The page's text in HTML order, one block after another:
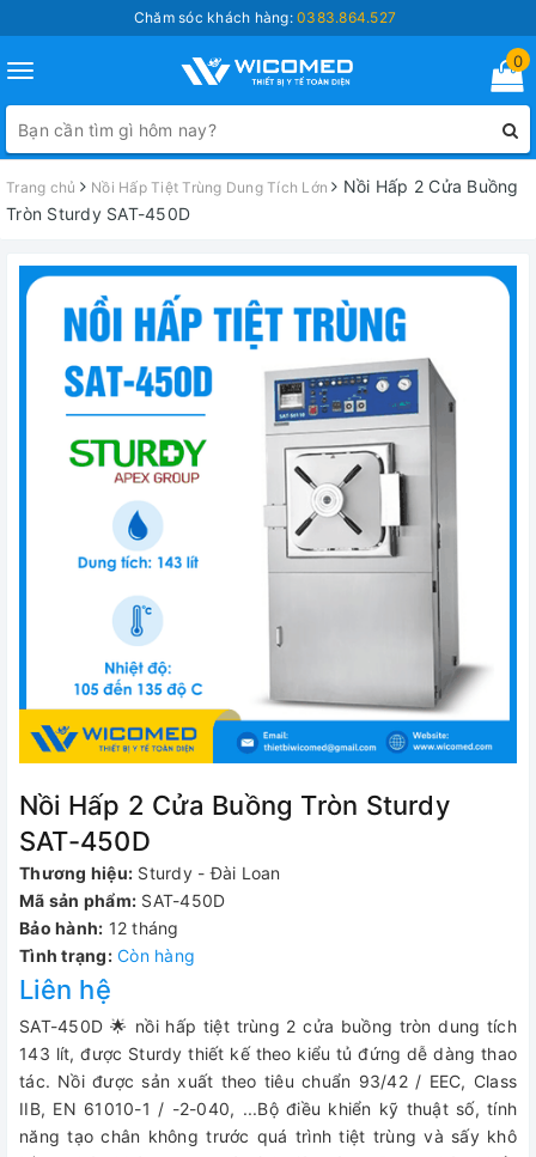
Chăm sóc khách hàng:0383.864.527
Toggle
navigation
0
Trang chủ Nồi Hấp Tiệt Trùng Dung Tích Lớn
Nồi Hấp 2 Cửa Buồng
Tròn Sturdy SAT-450D
Nồi Hấp 2 Cửa Buồng Tròn Sturdy
SAT-450D
Thương hiệu: Sturdy - Đài Loan
Mã sản phẩm: SAT-450D
Bảo hành: 12 tháng
Tình trạng: Còn hàng
Liên hệ
SAT-450D 🌟 nồi hấp tiệt trùng 2 cửa buồng tròn dung tích
143 lít, được Sturdy thiết kế theo kiểu tủ đứng dễ dàng thao
tác. Nồi được sản xuất theo tiêu chuẩn 93/42 / EEC, Class
IIB, EN 61010-1 / -2-040, ...Bộ điều khiển kỹ thuật số, tính
năng tạo chân không trước quá trình tiệt trùng và sấy khô